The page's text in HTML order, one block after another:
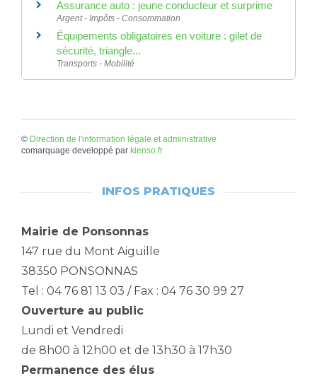
Assurance auto : jeune conducteur et surprime
Argent - Impôts - Consommation
Équipements obligatoires en voiture : gilet de
sécurité, triangle...
Transports - Mobilité
© Direction de l'information légale et administrative
comarquage developpé par kienso.fr
INFOS PRATIQUES
Mairie de Ponsonnas
147 rue du Mont Aiguille
38350 PONSONNAS
Tel : 04 76 81 13 03 / Fax : 04 76 30 99 27
Ouverture au public
Lundi et Vendredi
de 8h00 à 12h00 et de 13h30 à 17h30
Permanence des élus